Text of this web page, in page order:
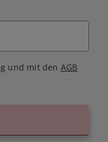
und mit den AGB